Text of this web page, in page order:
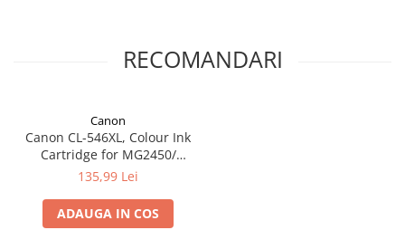
RECOMANDARI
Canon
Canon CL-546XL, Colour Ink
Cartridge for MG2450/
MG2550
135,99 Lei
ADAUGA IN COS